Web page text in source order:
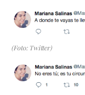
(Foto: Twitter)